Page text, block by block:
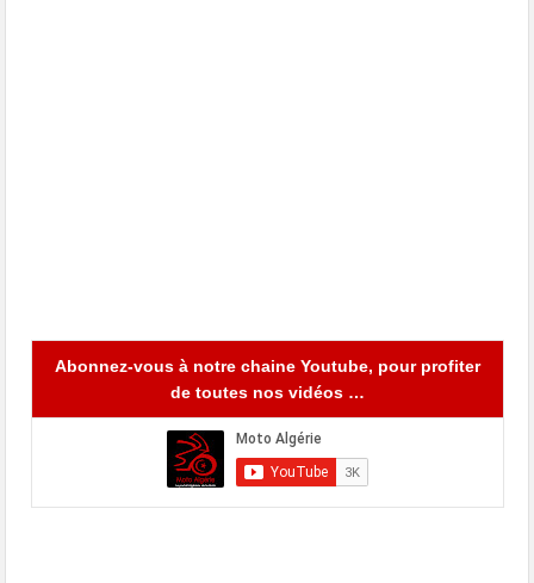
Abonnez-vous à notre chaine Youtube, pour profiter
de toutes nos vidéos …